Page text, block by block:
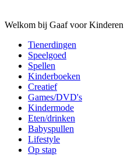
Welkom bij Gaaf voor Kinderen
Tienerdingen
Speelgoed
Spellen
Kinderboeken
Creatief
Games/DVD's
Kindermode
Eten/drinken
Babyspullen
Lifestyle
Op stap